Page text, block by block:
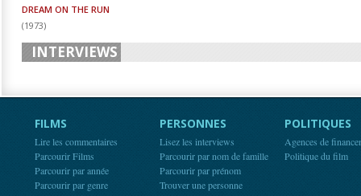
DREAM ON THE RUN
(1973)
INTERVIEWS
FILMS
Lire les commentaires
Parcourir Films
Parcourir par année
Parcourir par genre
PERSONNES
Lisez les interviews
Parcourir par nom de famille
Parcourir par prénom
Trouver une personne
POLITIQUES
Agences de
Politique du film